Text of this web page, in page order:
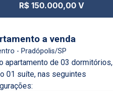
R$ 150.000,00 V
a venda
- Pradópolis/SP
apartamento de 03 dormitórios,
01 suíte, nas seguintes